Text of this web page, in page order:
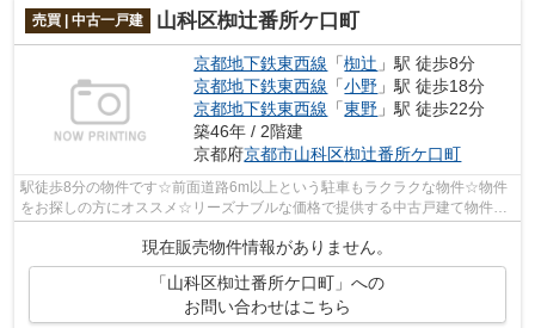
売買 | 中古一戸建 山科区椥辻番所ケ口町
京都地下鉄東西線 「椥辻 」駅 徒歩8分
京都地下鉄東西線 「小野 」駅 徒歩18分
京都地下鉄東西線 「東野 」駅 徒歩22分
築46年 / 2階建
京都府京都市山科区椥辻番所ケ口町
駅徒歩8分の物件です☆前面道路6m以上という駐車もラクラクな物件☆物件
をお探しの方にオススメ☆リーズナブルな価格で提供する中古戸建て物件で
す☆不動産の購入は大きなお買い物です☆そ...
現在販売物件情報がありません。
「山科区椥辻番所ケ口町」への
お問い合わせはこちら